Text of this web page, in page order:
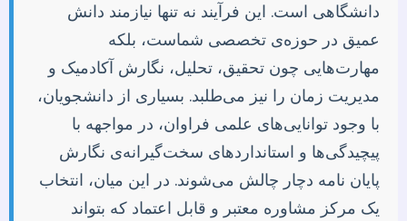
دانشگاهی است. این فرآیند نه تنها نیازمند دانش
عمیق در حوزه‌ی تخصصی شماست، بلکه
مهارت‌هایی چون تحقیق، تحلیل، نگارش آکادمیک و
مدیریت زمان را نیز می‌طلبد. بسیاری از دانشجویان،
با وجود توانایی‌های علمی فراوان، در مواجهه با
پیچیدگی‌ها و استانداردهای سخت‌گیرانه‌ی نگارش
پایان نامه دچار چالش می‌شوند. در این میان، انتخاب
یک مرکز مشاوره معتبر و قابل اعتماد که بتواند